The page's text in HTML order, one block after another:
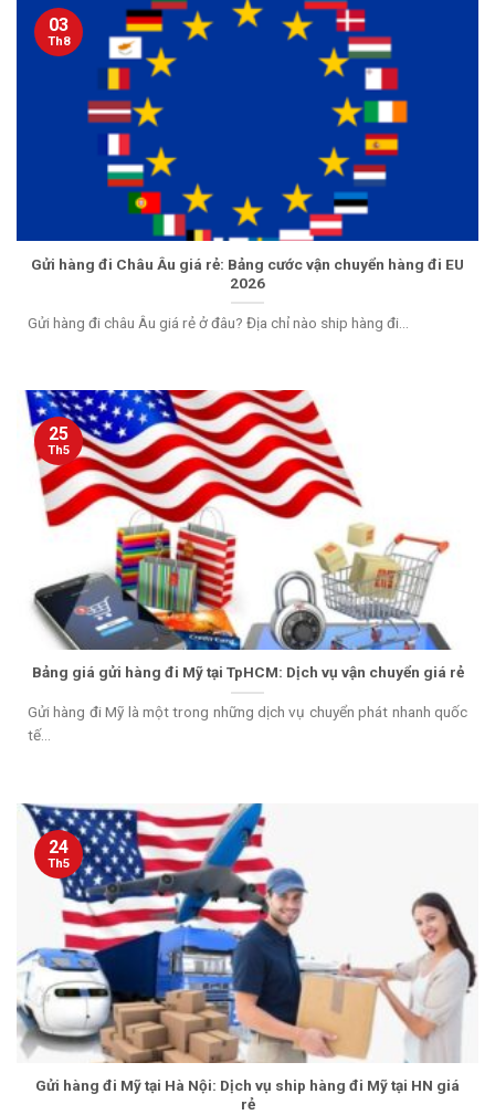
Gửi hàng đi Châu Âu giá rẻ: Bảng cước vận chuyển hàng đi EU
2026
Gửi hàng đi châu Âu giá rẻ ở đâu? Địa chỉ nào ship hàng đi...
03
Th8
Bảng giá gửi hàng đi Mỹ tại TpHCM: Dịch vụ vận chuyển giá rẻ
Gửi hàng đi Mỹ là một trong những dịch vụ chuyển phát nhanh quốc
tế...
25
Th5
Gửi hàng đi Mỹ tại Hà Nội: Dịch vụ ship hàng đi Mỹ tại HN giá
rẻ
24
Th5